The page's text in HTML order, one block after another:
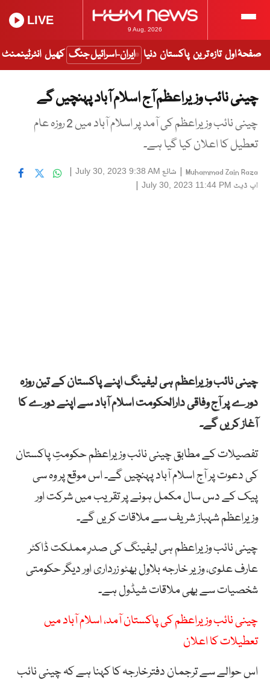
9 Aug, 2026
LIVE
صفحۂ اول تازہ ترین پاکستان دنیا ایران-اسرائیل جنگ کھیل انٹرٹینمنٹ
چینی نائب وزیراعظم آج اسلام آباد پہنچیں گے
چینی نائب وزیراعظم کی آمد پر اسلام آباد میں 2 روزہ عام
تعطیل کا اعلان کیا گیا ہے۔
Muhammad Zain Raza
| شائع July 30, 2023 9:38 AM
|
اپ ڈیٹ July 30, 2023 11:44 PM
|
چینی نائب وزیراعظم ہی لیفینگ اپنے پاکستان کے تین روزہ
دورے پر آج وفاقی دارالحکومت اسلام آباد سے اپنے دورے کا
آغاز کریں گے۔
تفصیلات کے مطابق چینی نائب وزیراعظم حکومتِ پاکستان
کی دعوت پر آج اسلام آباد پہنچیں گے۔ اس موقع پر وہ سی
پیک کے دس سال مکمل ہونے پر تقریب میں شرکت اور
وزیراعظم شہباز شریف سے ملاقات کریں گے۔
چینی نائب وزیراعظم ہی لیفینگ کی صدرِ مملکت ڈاکٹر
عارف علوی، وزیر خارجہ بلاول بھٹو زرداری اور دیگر حکومتی
شخصیات سے بھی ملاقات شیڈول ہے۔
چینی نائب وزیراعظم کی پاکستان آمد، اسلام آباد میں
تعطیلات کا اعلان
اس حوالے سے ترجمان دفترخارجہ کا کہنا ہے کہ چینی نائب